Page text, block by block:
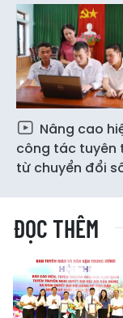
Nâng cao
công tác tuyên
từ chuyển đổi
ĐỌC THÊM